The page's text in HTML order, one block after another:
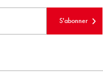
S'abonner